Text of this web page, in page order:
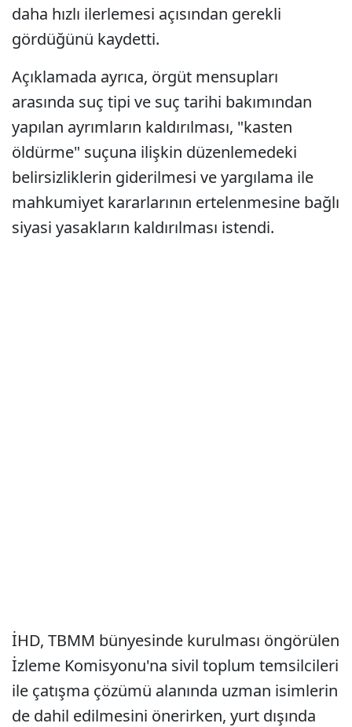
daha hızlı ilerlemesi açısından gerekli
gördüğünü kaydetti.
Açıklamada ayrıca, örgüt mensupları
arasında suç tipi ve suç tarihi bakımından
yapılan ayrımların kaldırılması, "kasten
öldürme" suçuna ilişkin düzenlemedeki
belirsizliklerin giderilmesi ve yargılama ile
mahkumiyet kararlarının ertelenmesine bağlı
siyasi yasakların kaldırılması istendi.
İHD, TBMM bünyesinde kurulması öngörülen
İzleme Komisyonu'na sivil toplum temsilcileri
ile çatışma çözümü alanında uzman isimlerin
de dahil edilmesini önerirken, yurt dışında